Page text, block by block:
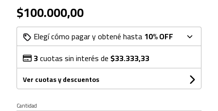
$100.000,00
Elegí cómo pagar y obtené hasta 10% OFF
3cuotas sin interés de$33.333,33
Ver cuotas y descuentos
Cantidad